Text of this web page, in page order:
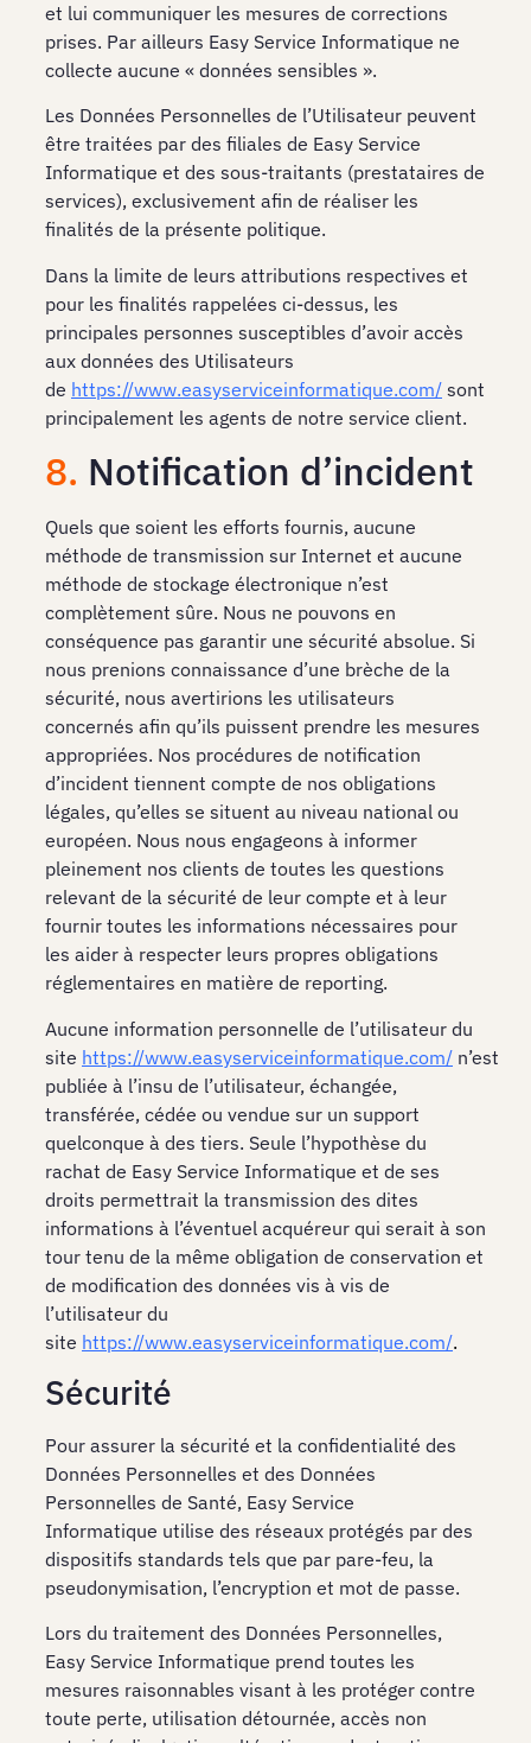
et lui communiquer les mesures de corrections
prises. Par ailleurs Easy Service Informatique ne
collecte aucune « données sensibles ».
Les Données Personnelles de l’Utilisateur peuvent
être traitées par des filiales de Easy Service
Informatique et des sous-traitants (prestataires de
services), exclusivement afin de réaliser les
finalités de la présente politique.
Dans la limite de leurs attributions respectives et
pour les finalités rappelées ci-dessus, les
principales personnes susceptibles d’avoir accès
aux données des Utilisateurs
de https://www.easyserviceinformatique.com/ sont
principalement les agents de notre service client.
8. Notification d’incident
Quels que soient les efforts fournis, aucune
méthode de transmission sur Internet et aucune
méthode de stockage électronique n’est
complètement sûre. Nous ne pouvons en
conséquence pas garantir une sécurité absolue. Si
nous prenions connaissance d’une brèche de la
sécurité, nous avertirions les utilisateurs
concernés afin qu’ils puissent prendre les mesures
appropriées. Nos procédures de notification
d’incident tiennent compte de nos obligations
légales, qu’elles se situent au niveau national ou
européen. Nous nous engageons à informer
pleinement nos clients de toutes les questions
relevant de la sécurité de leur compte et à leur
fournir toutes les informations nécessaires pour
les aider à respecter leurs propres obligations
réglementaires en matière de reporting.
Aucune information personnelle de l’utilisateur du
site https://www.easyserviceinformatique.com/ n’est
publiée à l’insu de l’utilisateur, échangée,
transférée, cédée ou vendue sur un support
quelconque à des tiers. Seule l’hypothèse du
rachat de Easy Service Informatique et de ses
droits permettrait la transmission des dites
informations à l’éventuel acquéreur qui serait à son
tour tenu de la même obligation de conservation et
de modification des données vis à vis de
l’utilisateur du
site https://www.easyserviceinformatique.com/.
Sécurité
Pour assurer la sécurité et la confidentialité des
Données Personnelles et des Données
Personnelles de Santé, Easy Service
Informatique utilise des réseaux protégés par des
dispositifs standards tels que par pare-feu, la
pseudonymisation, l’encryption et mot de passe.
Lors du traitement des Données Personnelles,
Easy Service Informatique prend toutes les
mesures raisonnables visant à les protéger contre
toute perte, utilisation détournée, accès non